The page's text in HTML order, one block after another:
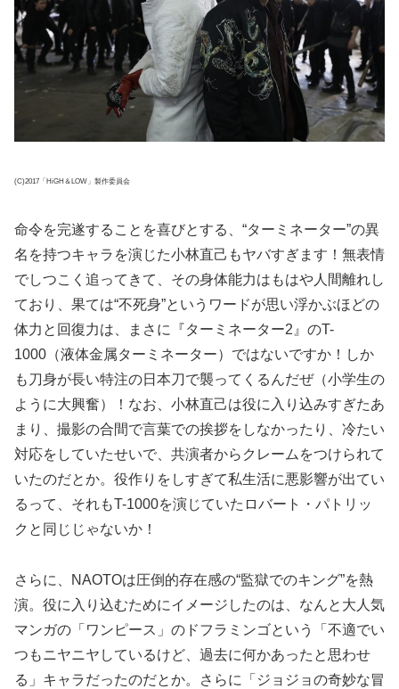
(C)2017「HiGH＆LOW」製作委員会
命令を完遂することを喜びとする、“ターミネーター”の異
名を持つキャラを演じた小林直己もヤバすぎます！無表情
でしつこく追ってきて、その身体能力はもはや人間離れし
ており、果ては“不死身”というワードが思い浮かぶほどの
体力と回復力は、まさに『ターミネーター2』のT-
1000（液体金属ターミネーター）ではないですか！しか
も刀身が長い特注の日本刀で襲ってくるんだぜ（小学生の
ように大興奮）！なお、小林直己は役に入り込みすぎたあ
まり、撮影の合間で言葉での挨拶をしなかったり、冷たい
対応をしていたせいで、共演者からクレームをつけられて
いたのだとか。役作りをしすぎて私生活に悪影響が出てい
るって、それもT-1000を演じていたロバート・パトリッ
クと同じじゃないか！
さらに、NAOTOは圧倒的存在感の“監獄でのキング”を熱
演。役に入り込むためにイメージしたのは、なんと大人気
マンガの「ワンピース」のドフラミンゴという「不適でい
つもニヤニヤしているけど、過去に何かあったと思わせ
る」キャラだったのだとか。さらに「ジョジョの奇妙な冒